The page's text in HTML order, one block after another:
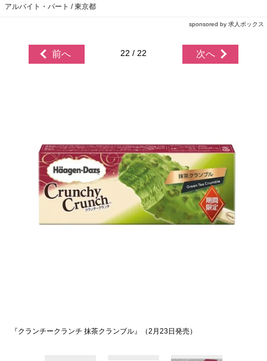
アルバイト・パート / 東京都
sponsored by 求人ボックス
前へ 22 / 22 次へ
『クランチークランチ 抹茶クランブル』（2月23日発売）